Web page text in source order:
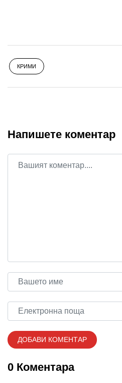
КРИМИ
Напишете коментар
0 Коментара